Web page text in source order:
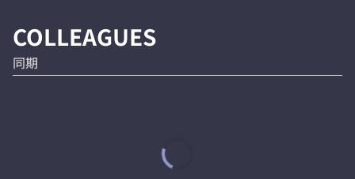
COLLEAGUES
同期